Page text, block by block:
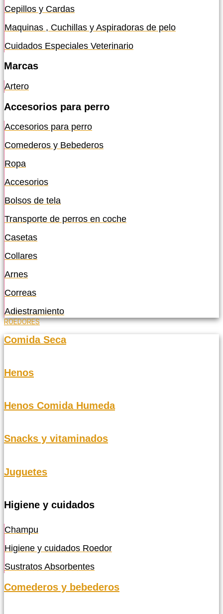
Cepillos y Cardas
Maquinas , Cuchillas y Aspiradoras de pelo
Cuidados Especiales Veterinario
Marcas
Artero
Accesorios para perro
Accesorios para perro
Comederos y Bebederos
Ropa
Accesorios
Bolsos de tela
Transporte de perros en coche
Casetas
Collares
Arnes
Correas
Adiestramiento
ROEDORES
Comida Seca
Henos
Henos Comida Humeda
Snacks y vitaminados
Juguetes
Higiene y cuidados
Champu
Higiene y cuidados Roedor
Sustratos Absorbentes
Comederos y bebederos